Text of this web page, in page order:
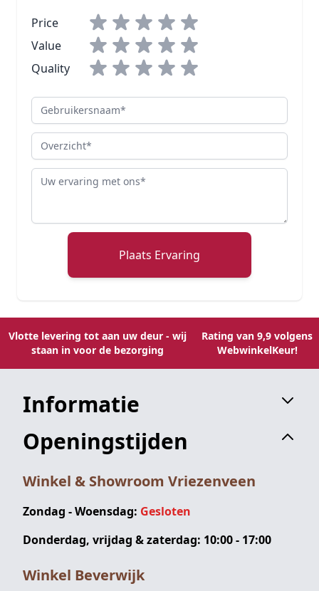
Price
Value
Quality
Gebruikersnaam
Overzicht
Review
Plaats Ervaring
Vlotte levering tot aan uw deur - wij
staan in voor de bezorging
Rating van 9,9 volgens
WebwinkelKeur!
Informatie
Openingstijden
Winkel & Showroom Vriezenveen
Zondag - Woensdag: Gesloten
Donderdag, vrijdag & zaterdag: 10:00 - 17:00
Winkel Beverwijk